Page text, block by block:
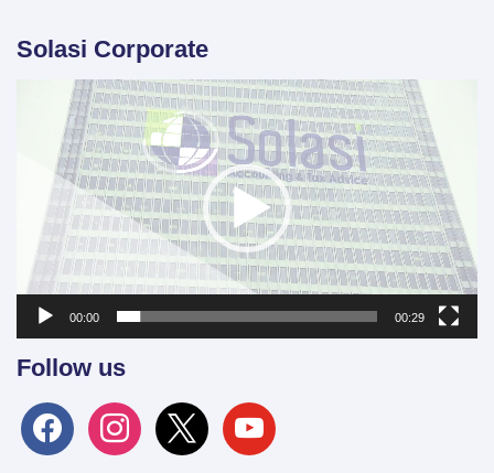
Solasi Corporate
Player
00:00 00:29
Follow us
facebookinstagram
x youtube